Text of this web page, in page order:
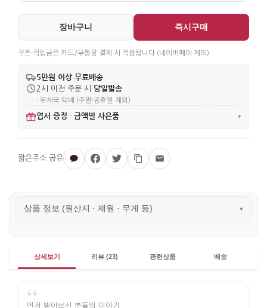
장바구니 즉시구매
쿠폰·적립금은 카드/무통장 결제 시 적용됩니다 (네이버페이 제외)
5만원 이상 무료배송
2시 이전 주문 시 당일발송
· 우체국 택배 (주말·공휴일 제외)
엽서 증정 · 금액별 사은품 ▾
상품 정보 (원산지 · 제원 · 무게 등) ▾
상세보기 리뷰 (23) 관련상품 배송
“
먼저 받아보신 분들의 이야기